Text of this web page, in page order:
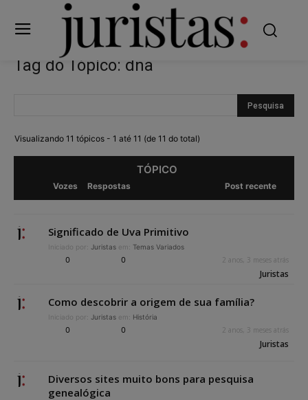
Tag do Tópico: dna
Visualizando 11 tópicos - 1 até 11 (de 11 do total)
TÓPICO
Vozes Respostas Post recente
Significado de Uva Primitivo
Iniciado por: Juristas em: Temas Variados
0 0 2 anos, 3 meses atrás
Juristas
Como descobrir a origem de sua família?
Iniciado por: Juristas em: História
0 0 2 anos, 3 meses atrás
Juristas
Diversos sites muito bons para pesquisa
genealógica